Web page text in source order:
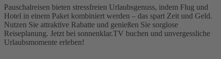
Pauschalreisen bieten stressfreien Urlaubsgenuss, indem Flug und
Hotel in einem Paket kombiniert werden – das spart Zeit und Geld.
Nutzen Sie attraktive Rabatte und genießen Sie sorglose
Reiseplanung. Jetzt bei sonnenklar.TV buchen und unvergessliche
Urlaubsmomente erleben!